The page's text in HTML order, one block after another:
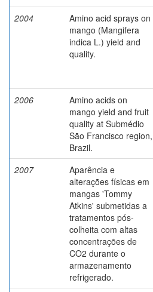
2004
Amino acid sprays on
mango (Mangifera
indica L.) yield and
quality.
2006
Amino acids on
mango yield and fruit
quality at Submédio
São Francisco region,
Brazil.
2007
Aparência e
alterações físicas em
mangas 'Tommy
Atkins' submetidas a
tratamentos pós-
colheita com altas
concentrações de
CO2 durante o
armazenamento
refrigerado.